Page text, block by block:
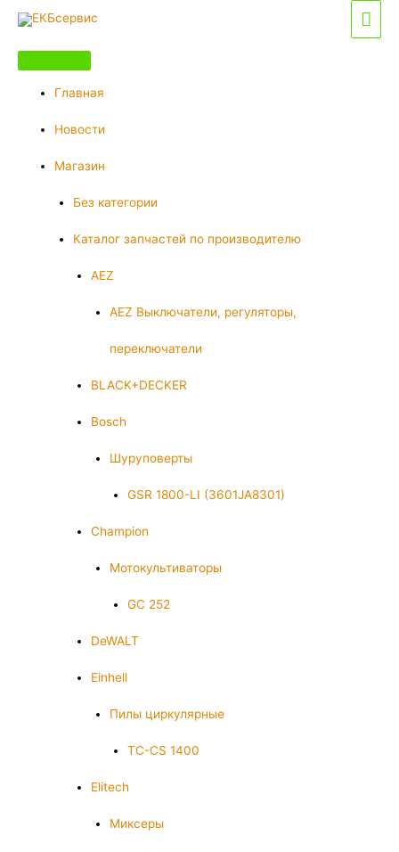
Перейти
содержимому
Главная
Новости
Магазин
Без категории
Каталог запчастей по производителю
AEZ
AEZ Выключатели, регуляторы,
переключатели
BLACK+DECKER
Bosch
Шуруповерты
GSR 1800-LI (3601JA8301)
Champion
Мотокультиваторы
GC 252
DeWALT
Einhell
Пилы циркулярные
TC-CS 1400
Elitech
Миксеры